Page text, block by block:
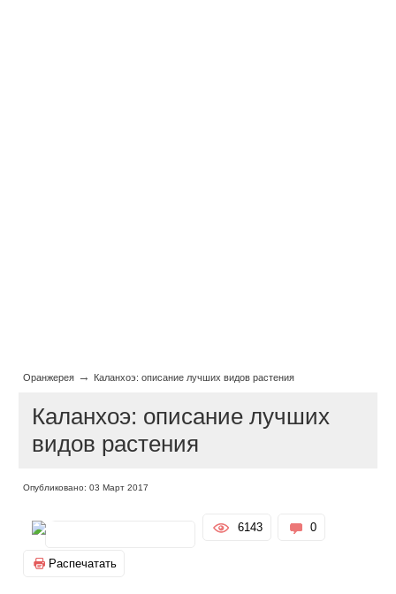
Оранжерея → Каланхоэ: описание лучших видов растения
Каланхоэ: описание лучших
видов растения
Опубликовано: 03 Март 2017
6143 0
Распечатать